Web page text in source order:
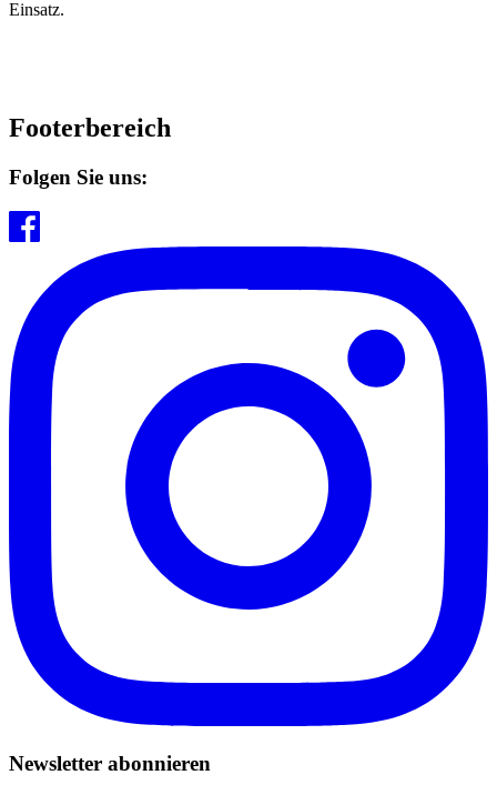
Einsatz.
Footerbereich
Folgen Sie uns:
Newsletter abonnieren